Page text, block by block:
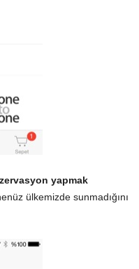
yapmak
ülkemizde sunmadığını